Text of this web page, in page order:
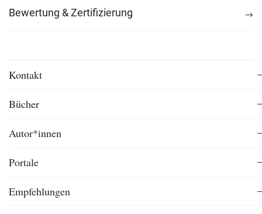
Bewertung & Zertifizierung
Kontakt
Bücher
Autor*innen
Portale
Empfehlungen